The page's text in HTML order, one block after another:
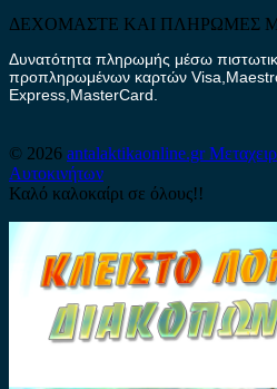
ΔΕΧΟΜΑΣΤΕ ΚΑΙ ΠΛΗΡΩΜΕΣ
Δυνατότητα πληρωμής μέσω
προπληρωμένων καρτών
Express,MasterCard.
© 2026 antalaktikaonline.gr
Αυτοκινήτων
Καλό καλοκαίρι σε όλους!!